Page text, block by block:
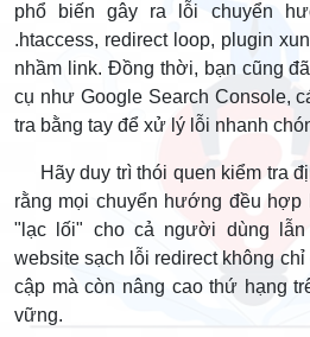
phổ biến gây ra lỗi chuyển
.htaccess, redirect loop, plugin
nhầm link. Đồng thời, bạn cũng
cụ như Google Search Console,
tra bằng tay để xử lý lỗi nhanh
Hãy duy trì thói quen kiểm tra
rằng mọi chuyển hướng đều hợp
"lạc lối" cho cả người dùng
website sạch lỗi redirect không
cập mà còn nâng cao thứ hạng
vững.